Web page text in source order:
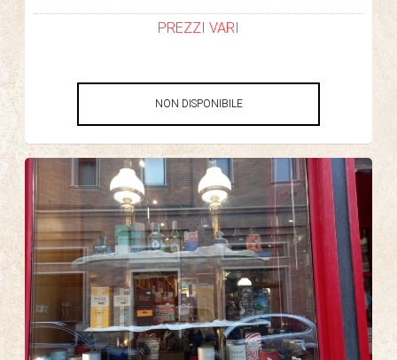
PREZZI VARI
NON DISPONIBILE